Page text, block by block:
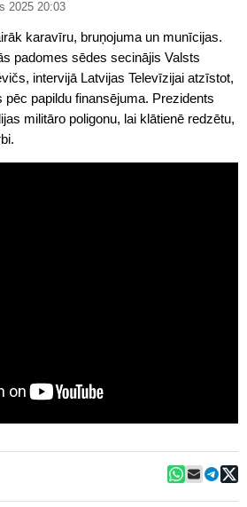
| 26.maijs 2025 20:03
karavīru, bruņojuma un munīcijas.
padomes sēdes secinājis Valsts
intervijā Latvijas Televīzijai atzīstot,
papildu finansējuma. Prezidents
militāro poligonu, lai klātienē redzētu,